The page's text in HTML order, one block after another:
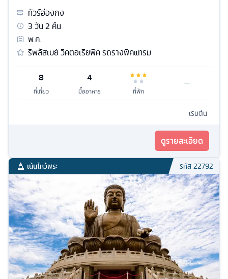
ทัวร์ฮ่องกง
3วัน2 คืน
พ.ค.
รีพลัสเบย์ วิคตอเรียพีค รถรางพีคแทรม
8
ที่เที่ยว
4
มื้ออาหาร ที่พัก
เริ่มต้น
ดูรายละเอียด
เน้นไหว้พระ รหัส22792